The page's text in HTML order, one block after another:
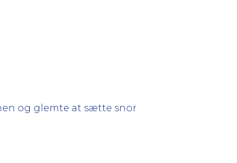
og glemte at sætte snor